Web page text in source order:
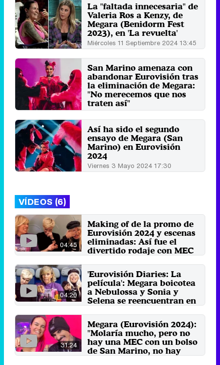
La "faltada innecesaria" de
Valeria Ros a Kenzy, de
Megara (Benidorm Fest
2023), en 'La revuelta'
Miércoles 11 Septiembre 2024 13:45
San Marino amenaza con
abandonar Eurovisión tras
la eliminación de Megara:
"No merecemos que nos
traten así"
Viernes 10 Mayo 2024 12:23
Así ha sido el segundo
ensayo de Megara (San
Marino) en Eurovisión
2024
Viernes 3 Mayo 2024 17:30
VÍDEOS (6)
04:45
Making of de la promo de
Eurovisión 2024 y escenas
eliminadas: Así fue el
divertido rodaje con MEC
y Nebulossa
7 de mayo 2024
04:20
'Eurovisión Diaries: La
película': Megara boicotea
a Nebulossa y Sonia y
Selena se reencuentran en
esta promo
30 de abril 2024
31:24
Megara (Eurovisión 2024):
"Molaría mucho, pero no
hay una MEC con un bolso
de San Marino, no hay
imitaciones"